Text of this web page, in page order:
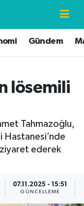
Gündem
lösemili
Tahmazoğlu,
ederek
07.11.2025 - 15:51
GÜNCELLEME